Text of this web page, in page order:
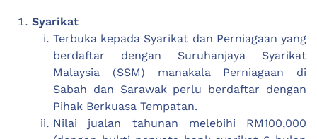
Syarikat
Terbuka kepada Syarikat dan Perniagaan yang
berdaftar dengan Suruhanjaya Syarikat
Malaysia (SSM) manakala Perniagaan di
Sabah dan Sarawak perlu berdaftar dengan
Pihak Berkuasa Tempatan.
Nilai jualan tahunan melebihi RM100,000